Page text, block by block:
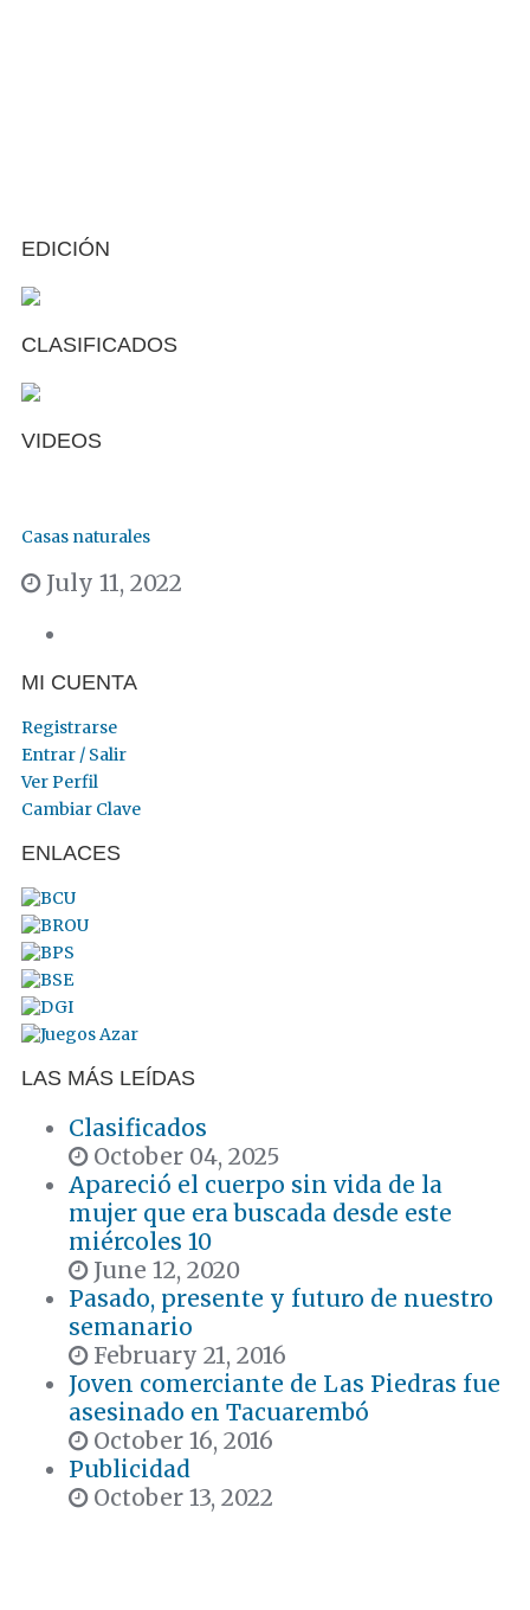
EDICIÓN
CLASIFICADOS
VIDEOS
Casas naturales
July 11, 2022
MI CUENTA
Registrarse
Entrar / Salir
Ver Perfil
Cambiar Clave
ENLACES
LAS MÁS LEÍDAS
Clasificados
October 04, 2025
Apareció el cuerpo sin vida de la
mujer que era buscada desde este
miércoles 10
June 12, 2020
Pasado, presente y futuro de nuestro
semanario
February 21, 2016
Joven comerciante de Las Piedras fue
asesinado en Tacuarembó
October 16, 2016
Publicidad
October 13, 2022